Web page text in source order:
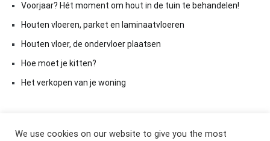
Voorjaar? Hét moment om hout in de tuin te behandelen!
Houten vloeren, parket en laminaatvloeren
Houten vloer, de ondervloer plaatsen
Hoe moet je kitten?
Het verkopen van je woning
We use cookies on our website to give you the most